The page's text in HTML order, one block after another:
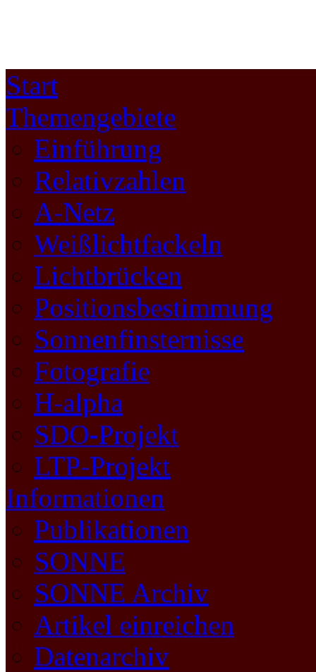
Start
Themengebiete
Einführung
Relativzahlen
A-Netz
Weißlichtfackeln
Lichtbrücken
Positionsbestimmung
Sonnenfinsternisse
Fotografie
H-alpha
SDO-Projekt
LTP-Projekt
Informationen
Publikationen
SONNE
SONNE Archiv
Artikel einreichen
Datenarchiv